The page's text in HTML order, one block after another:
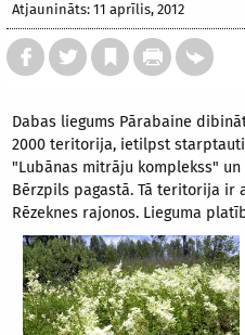
Atjaunināts: 11 aprīlis, 2012
Dabas liegums Pārabaine
2000 teritorija, ietilpst
"Lubānas mitrāju komplekss"
Bērzpils pagastā. Tā teritorija ir
Rēzeknes rajonos. Lieguma